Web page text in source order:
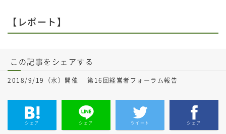
【レポート】
この記事をシェアする
2018/9/19（水）開催 第16回経営者フォーラム報告
シェア シェア ツイート シェア